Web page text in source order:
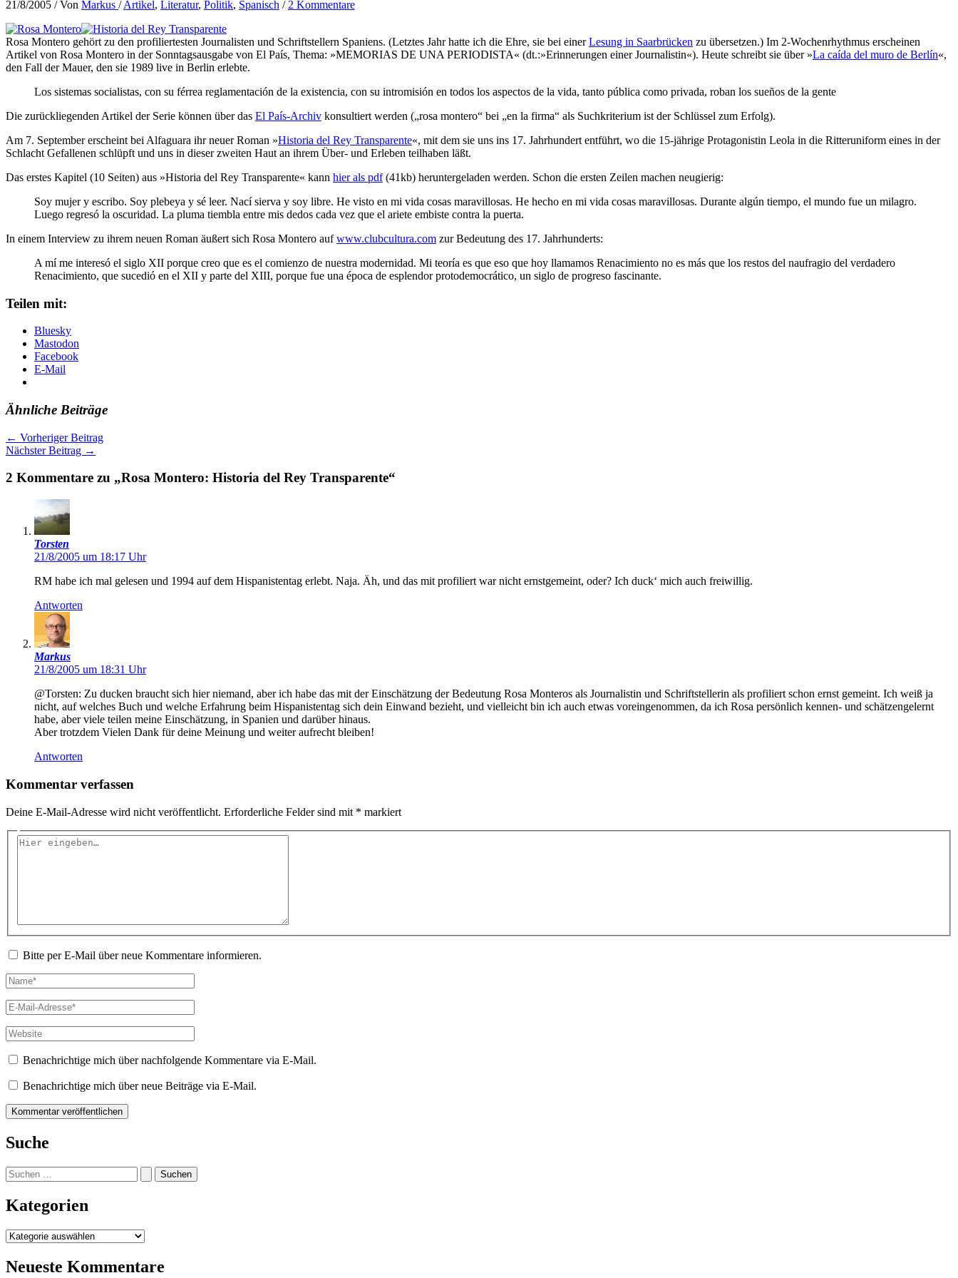
21/8/2005 / Von Markus /Artikel, Literatur, Politik, Spanisch / 2 Kommentare
Rosa Montero gehört zu den profiliertesten Journalisten und Schriftstellern Spaniens. (Letztes Jahr hatte ich die Ehre, sie bei einerLesung in Saarbrücken zu übersetzen.) Im 2-Wochenrhythmus erscheinen
Artikel von Rosa Montero in der Sonntagsausgabe von El País, Thema: »MEMORIAS DE UNA PERIODISTA« (dt.:»Erinnerungen einer Journalistin«). Heute schreibt sie über »La caída del muro de Berlín«,
den Fall der Mauer, den sie 1989 live in Berlin erlebte.
Los sistemas socialistas, con su férrea reglamentación de la existencia, con su intromisión en todos los aspectos de la vida, tanto pública como privada, roban los sueños de la gente
Die zurückliegenden Artikel der Serie können über das El País-Archiv konsultiert werden („rosa montero“ bei „en la firma“ als Suchkriterium ist der Schlüssel zum Erfolg).
Am 7. September erscheint bei Alfaguara ihr neuer Roman »Historia del Rey Transparente«, mit dem sie uns ins 17. Jahrhundert entführt, wo die 15-jährige Protagonistin Leola in die Ritteruniform eines in der
Schlacht Gefallenen schlüpft und uns in dieser zweiten Haut an ihrem Über- und Erleben teilhaben läßt.
Das erstes Kapitel (10 Seiten) aus »Historia del Rey Transparente« kann hier als pdf(41kb) heruntergeladen werden. Schon die ersten Zeilen machen neugierig:
Soy mujer y escribo. Soy plebeya y sé leer. Nací sierva y soy libre. He visto en mi vida cosas maravillosas. He hecho en mi vida cosas maravillosas. Durante algún tiempo, el mundo fue un milagro.
Luego regresó la oscuridad. La pluma tiembla entre mis dedos cada vez que el ariete embiste contra la puerta.
In einem Interview zu ihrem neuen Roman äußert sich Rosa Montero aufwww.clubcultura.com zur Bedeutung des 17. Jahrhunderts:
A mí me interesó el siglo XII porque creo que es el comienzo de nuestra modernidad. Mi teoría es que eso que hoy llamamos Renacimiento no es más que los restos del naufragio del verdadero
Renacimiento, que sucedió en el XII y parte del XIII, porque fue una época de esplendor protodemocrático, un siglo de progreso fascinante.
Teilen mit:
Bluesky
Mastodon
Facebook
E-Mail
Ähnliche Beiträge
← Vorheriger Beitrag
Nächster Beitrag →
2 Kommentare zu „Rosa Montero: Historia del Rey Transparente“
Torsten
21/8/2005 um 18:17 Uhr
RM habe ich mal gelesen und 1994 auf dem Hispanistentag erlebt. Naja. Äh, und das mit profiliert war nicht ernstgemeint, oder? Ich duck‘ mich auch freiwillig.
Antworten
Markus
21/8/2005 um 18:31 Uhr
@Torsten: Zu ducken braucht sich hier niemand, aber ich habe das mit der Einschätzung der Bedeutung Rosa Monteros als Journalistin und Schriftstellerin als profiliert schon ernst gemeint. Ich weiß ja
nicht, auf welches Buch und welche Erfahrung beim Hispanistentag sich dein Einwand bezieht, und vielleicht bin ich auch etwas voreingenommen, da ich Rosa persönlich kennen- und schätzengelernt
habe, aber viele teilen meine Einschätzung, in Spanien und darüber hinaus.
Aber trotzdem Vielen Dank für deine Meinung und weiter aufrecht bleiben!
Antworten
Kommentar verfassen
Deine E-Mail-Adresse wird nicht veröffentlicht. Erforderliche Felder sind mit * markiert
Hier
Bitte per E-Mail über neue Kommentare informieren.
Name*
E-
Mail-
Adresse*
Website
Benachrichtige mich über nachfolgende Kommentare via E-Mail.
Benachrichtige mich über neue Beiträge via E-Mail.
Suche
Suchen
nach:
Kategorien
Kategorien
Neueste Kommentare